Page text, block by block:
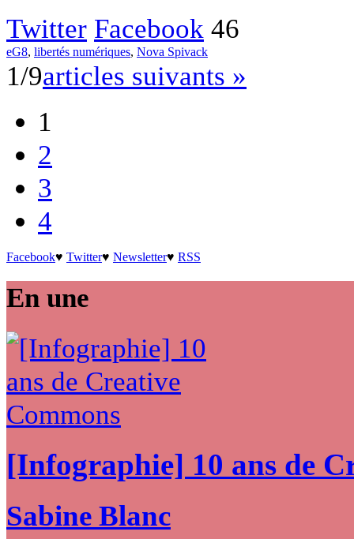
Twitter Facebook 46
eG8, libertés numériques, Nova Spivack
1/9articles suivants »
1
2
3
4
Facebook♥ Twitter♥ Newsletter♥ RSS
En une
[Infographie] 10 ans de
Sabine Blanc